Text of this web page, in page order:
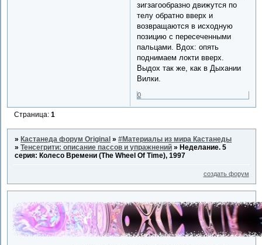
зигзагообразно движутся по
телу обратно вверх и
возвращаются в исходную
позицию с пересеченными
пальцами. Вдох: опять
поднимаем локти вверх.
Выдох так же, как в Дыхании
Вилки.
0
Страница:1
»Кастанеда форум Original »#Материалы из мира Кастанеды
»Тенсегрити: описание пассов и упражнений »Неделание. 5
серия: Колесо Времени (The Wheel Of Time), 1997
создать форум